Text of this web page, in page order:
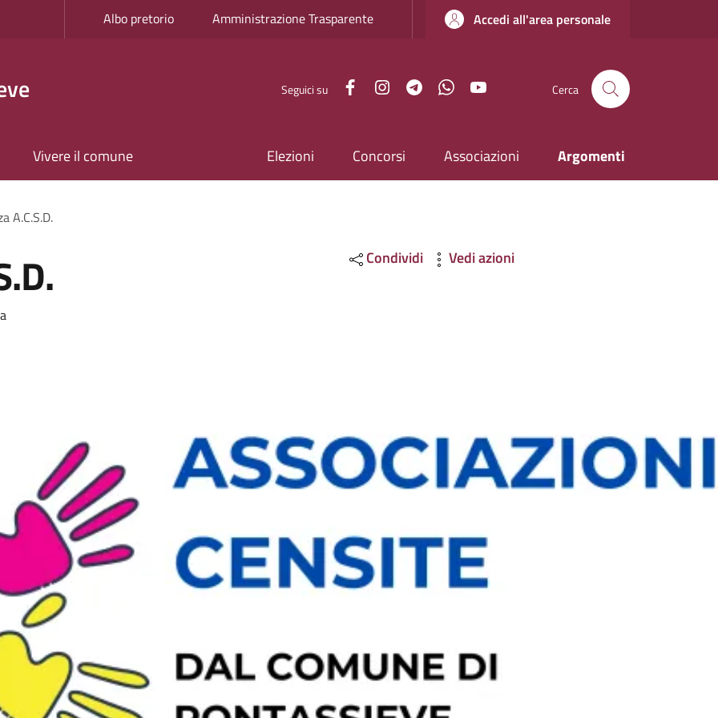
Albo pretorio Amministrazione Trasparente Accedi all'area personale
Seguici su FacebookInstagramTelegramWhatsApp Cerca
Vivere il comune Elezioni Concorsi Associazioni Argomenti
A.C.S.D.
Condividi Vedi azioni